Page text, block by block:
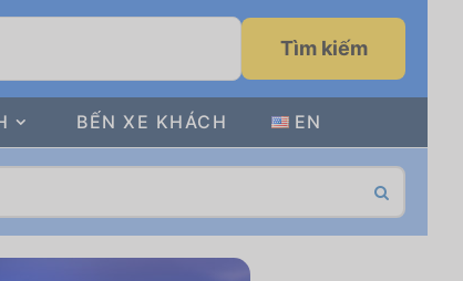
Tìm kiếm
BẾN XE KHÁCH EN